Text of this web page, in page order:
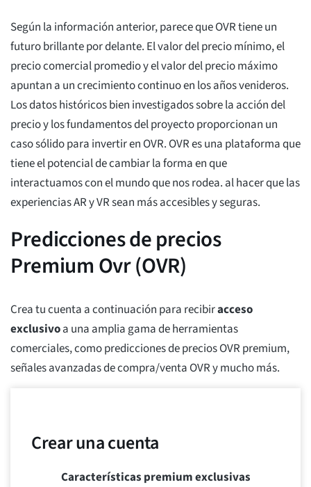
Según la información anterior, parece que OVR tiene un
futuro brillante por delante. El valor del precio mínimo, el
precio comercial promedio y el valor del precio máximo
apuntan a un crecimiento continuo en los años venideros.
Los datos históricos bien investigados sobre la acción del
precio y los fundamentos del proyecto proporcionan un
caso sólido para invertir en OVR. OVR es una plataforma que
tiene el potencial de cambiar la forma en que
interactuamos con el mundo que nos rodea. al hacer que las
experiencias AR y VR sean más accesibles y seguras.
Predicciones de precios
Premium Ovr (OVR)
Crea tu cuenta a continuación para recibiracceso
exclusivoa una amplia gama de herramientas
comerciales, como predicciones de precios OVR premium,
señales avanzadas de compra/venta OVR y mucho más.
Crear una cuenta
Características premium exclusivas